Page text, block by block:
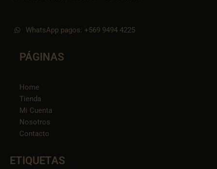
WhatsApp pagos: +569 9494 4225
PÁGINAS
Home
Tienda
Mi Cuenta
Nosotros
Contacto
ETIQUETAS